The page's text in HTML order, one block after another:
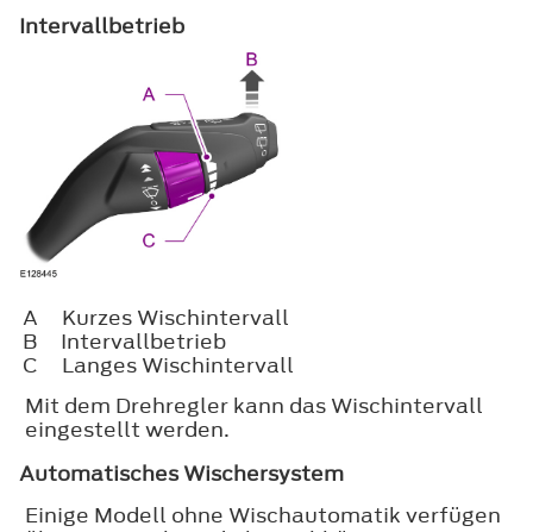
Intervallbetrieb
A
Kurzes Wischintervall
B
Intervallbetrieb
C
Langes Wischintervall
Mit dem Drehregler kann das Wischintervall
eingestellt werden.
Automatisches Wischersystem
Einige Modell ohne Wischautomatik verfügen